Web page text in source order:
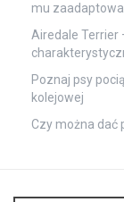
mu
Airedale Terrier
Poznaj psy
kolejowej
Czy można dać